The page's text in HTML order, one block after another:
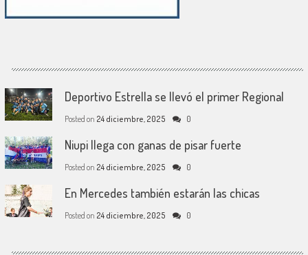
Deportivo Estrella se llevó el primer Regional
Posted on 24 diciembre, 2025 0
Niupi llega con ganas de pisar fuerte
Posted on 24 diciembre, 2025 0
En Mercedes también estarán las chicas
Posted on 24 diciembre, 2025 0